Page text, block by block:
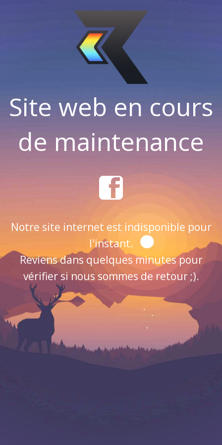
Site web en cours
de maintenance
Notre site internet est indisponible pour
l'instant.
Reviens dans quelques minutes pour
vérifier si nous sommes de retour ;).